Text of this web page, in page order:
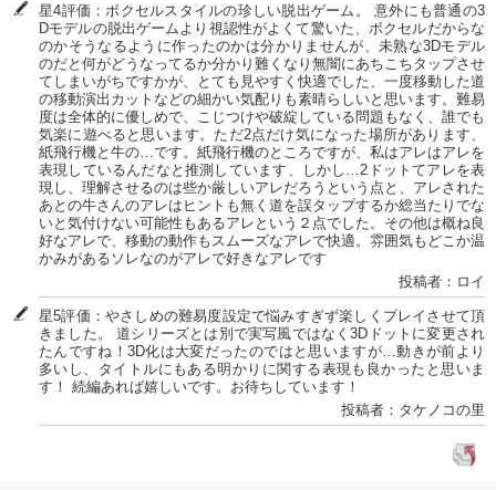
星4評価：ボクセルスタイルの珍しい脱出ゲーム。 意外にも普通の3
Dモデルの脱出ゲームより視認性がよくて驚いた、ボクセルだからな
のかそうなるように作ったのかは分かりませんが、未熟な3Dモデル
のだと何がどうなってるか分かり難くなり無闇にあちこちタップさせ
てしまいがちですかが、とても見やすく快適でした、一度移動した道
の移動演出カットなどの細かい気配りも素晴らしいと思います。難易
度は全体的に優しめで、こじつけや破綻している問題もなく、誰でも
気楽に遊べると思います。ただ2点だけ気になった場所があります、
紙飛行機と牛の…です。紙飛行機のところですが、私はアレはアレを
表現しているんだなと推測しています、しかし…2ドットてアレを表
現し、理解させるのは些か厳しいアレだろうという点と、アレされた
あとの牛さんのアレはヒントも無く道を誤タップするか総当たりでな
いと気付けない可能性もあるアレという２点でした。その他は概ね良
好なアレで、移動の動作もスムーズなアレで快適。雰囲気もどこか温
かみがあるソレなのがアレで好きなアレです
投稿者：ロイ
星5評価：やさしめの難易度設定で悩みすぎず楽しくプレイさせて頂
きました。 道シリーズとは別で実写風ではなく3Dドットに変更され
たんですね！3D化は大変だったのではと思いますが…動きが前より
多いし、タイトルにもある明かりに関する表現も良かったと思いま
す！ 続編あれば嬉しいです。お待ちしています！
投稿者：タケノコの里